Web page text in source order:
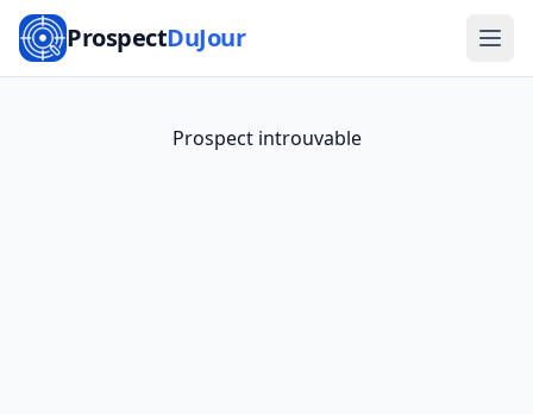
ProspectDuJour
Prospect introuvable